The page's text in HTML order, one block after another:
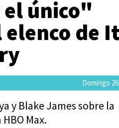
único"
de
Domingo
y Blake James sobre la
Max.